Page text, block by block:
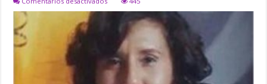
Tartagal:
audiencia
causa
por
el